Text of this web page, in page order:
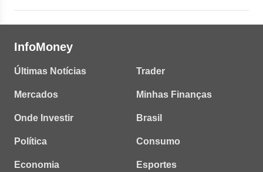
InfoMoney
Últimas Notícias
Mercados
Onde Investir
Política
Economia
Trader
Minhas Finanças
Brasil
Consumo
Esportes